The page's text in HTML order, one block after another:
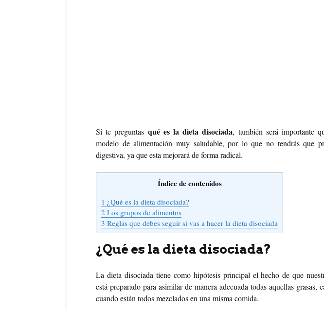
Si te preguntas qué es la dieta disociada, también será importante
modelo de alimentación muy saludable, por lo que no tendrás que
digestiva, ya que esta mejorará de forma radical.
Índice de contenidos
1 ¿Qué es la dieta disociada?
2 Los grupos de alimentos
3 Reglas que debes seguir si vas a hacer la dieta disociada
¿Qué es la dieta disociada?
La dieta disociada tiene como hipótesis principal el hecho de que
está preparado para asimilar de manera adecuada todas aquellas grasas,
cuando están todos mezclados en una misma comida.